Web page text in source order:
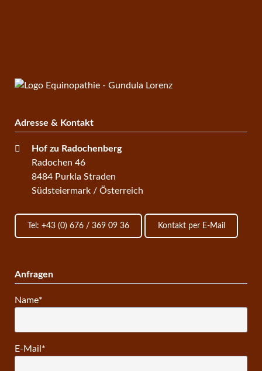
Adresse & Kontakt
Hof zu Radochenberg
Radochen 46
8484 Purkla Straden
Südsteiermark / Österreich
Tel: +43 (0) 676 / 369 09 36 Kontakt per E-Mail
Anfragen
Pflichtfeld
Name*
Pflichtfeld
E-Mail*